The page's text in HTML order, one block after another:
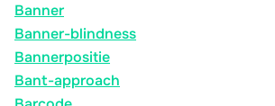
Banner
Banner-blindness
Bannerpositie
Bant-approach